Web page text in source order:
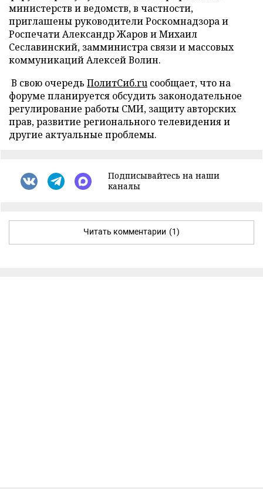
министерств и ведомств, в частности,
приглашены руководители Роскомнадзора и
Роспечати Александр Жаров и Михаил
Сеславинский, замминистра связи и массовых
коммуникаций Алексей Волин.
В свою очередь ПолитСиб.ru сообщает, что на
форуме планируется обсудить законодательное
регулирование работы СМИ, защиту авторских
прав, развитие регионального телевидения и
другие актуальные проблемы.
Подписывайтесь на наши
каналы
Читать комментарии (1)